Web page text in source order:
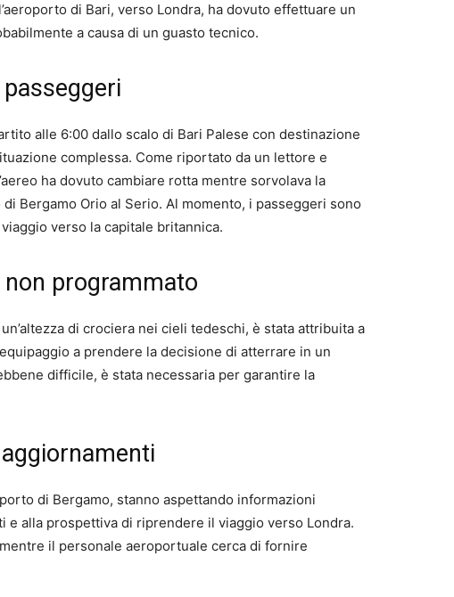
di Bari, verso Londra, ha dovuto effettuare un
a causa di un guasto tecnico.
alle 6:00 dallo scalo di Bari Palese con destinazione
complessa. Come riportato da un lettore e
ha dovuto cambiare rotta mentre sorvolava la
Bergamo Orio al Serio. Al momento, i passeggeri sono
verso la capitale britannica.
non programmato
di crociera nei cieli tedeschi, è stata attribuita a
a prendere la decisione di atterrare in un
difficile, è stata necessaria per garantire la
di Bergamo, stanno aspettando informazioni
e alla prospettiva di riprendere il viaggio verso Londra.
il personale aeroportuale cerca di fornire